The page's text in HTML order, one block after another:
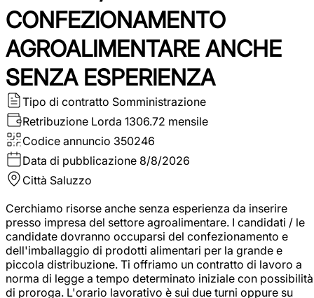
CONFEZIONAMENTO
AGROALIMENTARE ANCHE
SENZA ESPERIENZA
Tipo di contratto Somministrazione
Retribuzione Lorda 1306.72 mensile
Codice annuncio 350246
Data di pubblicazione 8/8/2026
Città Saluzzo
Cerchiamo risorse anche senza esperienza da inserire
presso impresa del settore agroalimentare. I candidati / le
candidate dovranno occuparsi del confezionamento e
dell'imballaggio di prodotti alimentari per la grande e
piccola distribuzione. Ti offriamo un contratto di lavoro a
norma di legge a tempo determinato iniziale con possibilità
di proroga. L'orario lavorativo è sui due turni oppure su